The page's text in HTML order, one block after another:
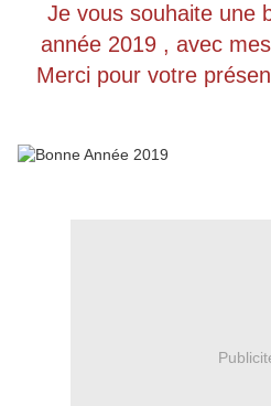
Je vous souhaite une
année 2019 , avec
Merci pour votre